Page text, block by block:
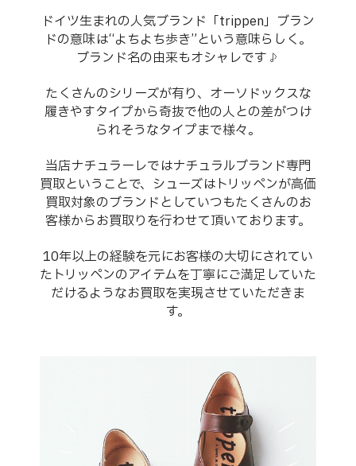
ドイツ生まれの人気ブランド「trippen」ブラン
ドの意味は“よちよち歩き”という意味らしく。
ブランド名の由来もオシャレです♪
たくさんのシリーズが有り、オーソドックスな
履きやすタイプから奇抜で他の人との差がつけ
られそうなタイプまで様々。
当店ナチュラーレではナチュラルブランド専門
買取ということで、シューズはトリッペンが高価
買取対象のブランドとしていつもたくさんのお
客様からお買取りを行わせて頂いております。
10年以上の経験を元にお客様の大切にされてい
たトリッペンのアイテムを丁寧にご満足していた
だけるようなお買取を実現させていただきま
す。